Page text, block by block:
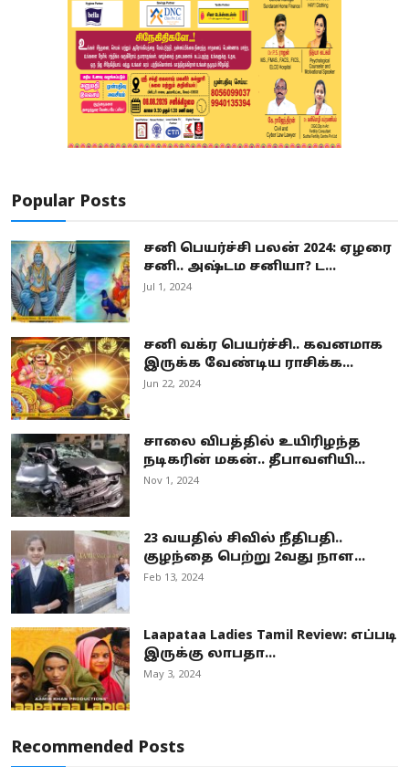
Popular Posts
சனி பெயர்ச்சி பலன் 2024: ஏழரை
சனி.. அஷ்டம சனியா? ட...
Jul 1, 2024
சனி வக்ர பெயர்ச்சி.. கவனமாக
இருக்க வேண்டிய ராசிக்க...
Jun 22, 2024
சாலை விபத்தில் உயிரிழந்த
நடிகரின் மகன்.. தீபாவளியி...
Nov 1, 2024
23 வயதில் சிவில் நீதிபதி..
குழந்தை பெற்று 2வது நாள...
Feb 13, 2024
Laapataa Ladies Tamil Review: எப்படி
இருக்கு லாபதா...
May 3, 2024
Recommended Posts